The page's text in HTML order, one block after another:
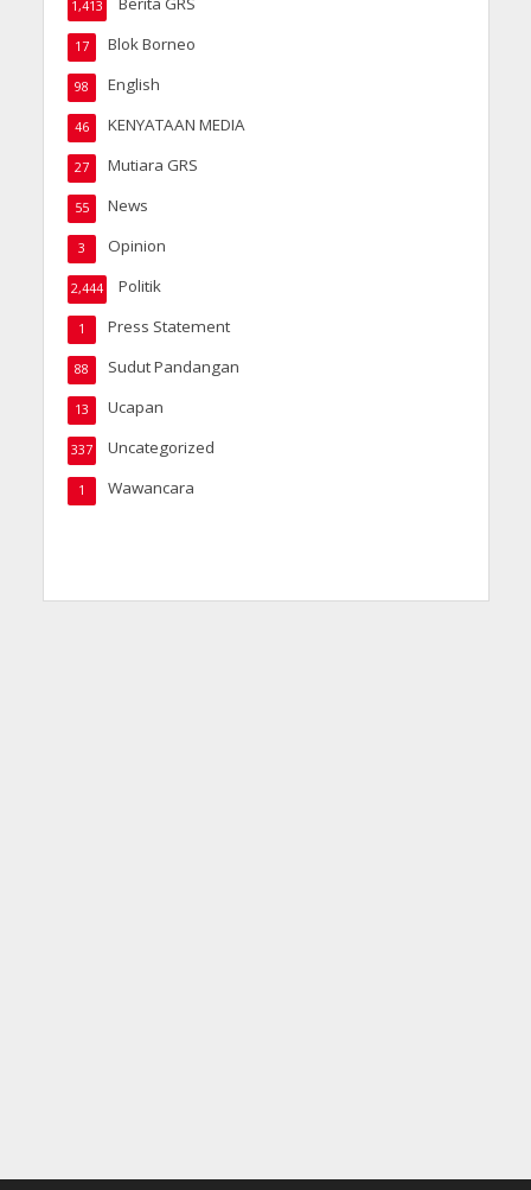
1,413
Blok Borneo
17
English
98
KENYATAAN MEDIA
46
Mutiara GRS
27
News
55
Opinion
3
Politik
2,444
Press Statement
1
Sudut Pandangan
88
Ucapan
13
Uncategorized
337
Wawancara
1